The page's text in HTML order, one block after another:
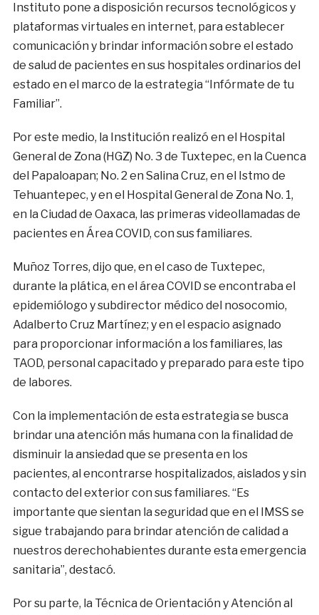
Instituto pone a disposición recursos tecnológicos y
plataformas virtuales en internet, para establecer
comunicación y brindar información sobre el estado
de salud de pacientes en sus hospitales ordinarios del
estado en el marco de la estrategia “Infórmate de tu
Familiar”.
Por este medio, la Institución realizó en el Hospital
General de Zona (HGZ) No. 3 de Tuxtepec, en la Cuenca
del Papaloapan; No. 2 en Salina Cruz, en el Istmo de
Tehuantepec, y en el Hospital General de Zona No. 1,
en la Ciudad de Oaxaca, las primeras videollamadas de
pacientes en Área COVID, con sus familiares.
Muñoz Torres, dijo que, en el caso de Tuxtepec,
durante la plática, en el área COVID se encontraba el
epidemiólogo y subdirector médico del nosocomio,
Adalberto Cruz Martínez; y en el espacio asignado
para proporcionar información a los familiares, las
TAOD, personal capacitado y preparado para este tipo
de labores.
Con la implementación de esta estrategia se busca
brindar una atención más humana con la finalidad de
disminuir la ansiedad que se presenta en los
pacientes, al encontrarse hospitalizados, aislados y sin
contacto del exterior con sus familiares. “Es
importante que sientan la seguridad que en el IMSS se
sigue trabajando para brindar atención de calidad a
nuestros derechohabientes durante esta emergencia
sanitaria”, destacó.
Por su parte, la Técnica de Orientación y Atención al